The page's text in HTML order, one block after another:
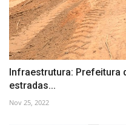
Infraestrutura: Prefeitura
estradas...
Nov 25, 2022